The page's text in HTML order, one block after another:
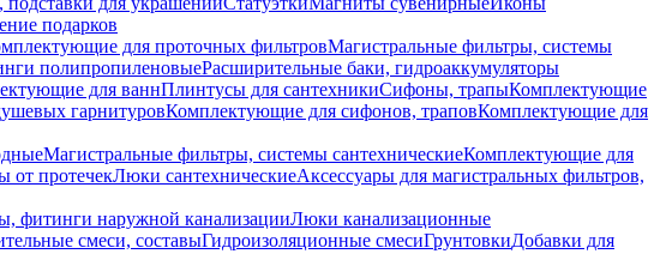
подарков
для проточных фильтровМагистральные фильтры, системы
полипропиленовыеРасширительные баки, гидроаккумуляторы
для ваннПлинтусы для сантехникиСифоны, трапыКомплектующие
гарнитуровКомплектующие для сифонов, траповКомплектующие для
Магистральные фильтры, системы сантехническиеКомплектующие для
от протечекЛюки сантехническиеАксессуары для магистральных фильтров,
фитинги наружной канализацииЛюки канализационные
смеси, составыГидроизоляционные смесиГрунтовкиДобавки для